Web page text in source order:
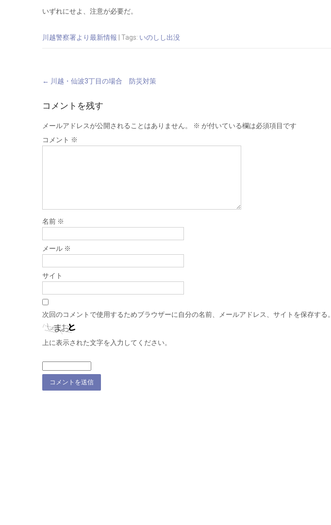
いずれにせよ、注意が必要だ。
川越警察署より最新情報 | Tags: いのしし出没
Post
navigation
← 川越・仙波3丁目の場合 防災対策
コメントを残す
メールアドレスが公開されることはありません。 ※ が付いている欄は必須項目です
コメント ※
名前 ※
メール ※
サイト
次回のコメントで使用するためブラウザーに自分の名前、メールアドレス、サイトを保存する。
上に表示された文字を入力してください。